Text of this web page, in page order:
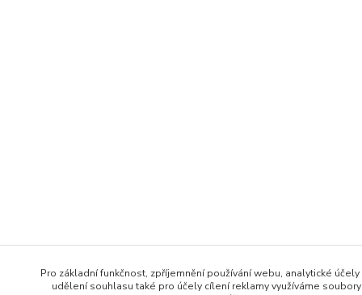
Pro základní funkčnost, zpříjemnění používání webu, analytické
udělení souhlasu také pro účely cílení reklamy využíváme